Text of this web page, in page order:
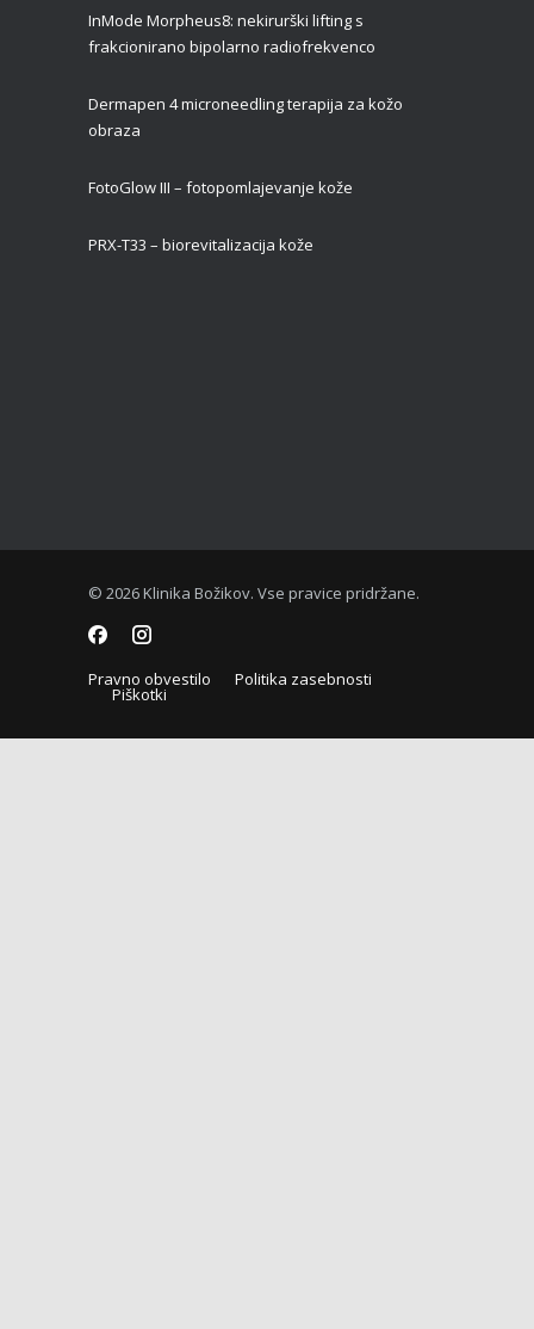
InMode Morpheus8: nekirurški lifting s
frakcionirano bipolarno radiofrekvenco
Dermapen 4 microneedling terapija za kožo
obraza
FotoGlow III – fotopomlajevanje kože
PRX-T33 – biorevitalizacija kože
© 2026 Klinika Božikov. Vse pravice pridržane.
Pravno obvestilo Politika zasebnosti
Piškotki